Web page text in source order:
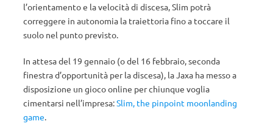
l’orientamento e la velocità di discesa, Slim potrà
correggere in autonomia la traiettoria fino a toccare il
suolo nel punto previsto.
In attesa del 19 gennaio (o del 16 febbraio, seconda
finestra d’opportunità per la discesa), la Jaxa ha messo a
disposizione un gioco online per chiunque voglia
cimentarsi nell’impresa:Slim, the pinpoint moonlanding
game